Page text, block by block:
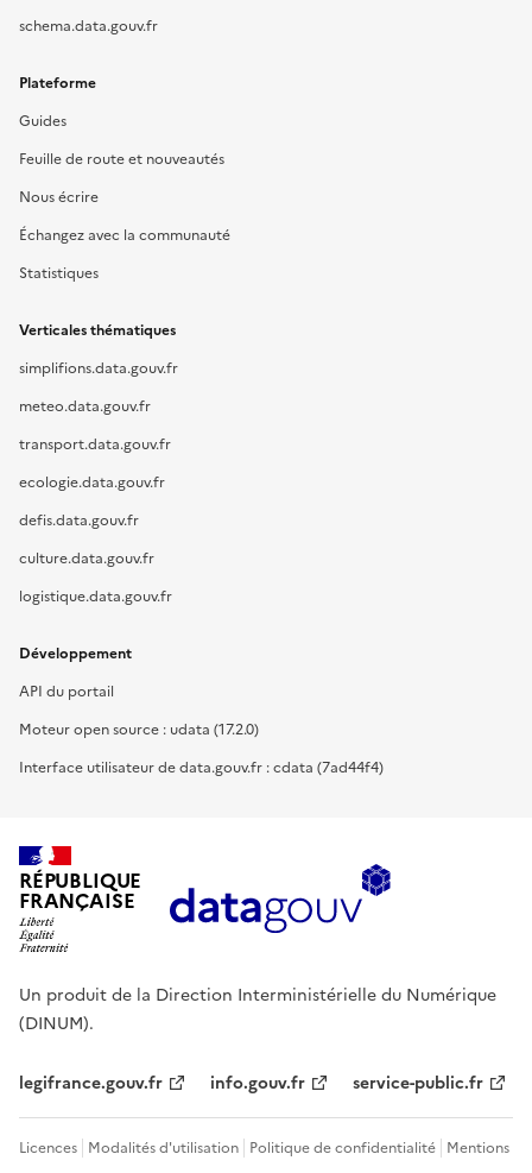
schema.data.gouv.fr
Plateforme
Guides
Feuille de route et nouveautés
Nous écrire
Échangez avec la communauté
Statistiques
Verticales thématiques
simplifions.data.gouv.fr
meteo.data.gouv.fr
transport.data.gouv.fr
ecologie.data.gouv.fr
defis.data.gouv.fr
culture.data.gouv.fr
logistique.data.gouv.fr
Développement
API du portail
Moteur open source : udata (17.2.0)
Interface utilisateur de data.gouv.fr : cdata (7ad44f4)
RÉPUBLIQUE
FRANÇAISE
Un produit de la Direction Interministérielle du Numérique
(DINUM).
legifrance.gouv.fr info.gouv.fr service-public.fr
Licences Modalités d'utilisation Politique de confidentialité Mentions